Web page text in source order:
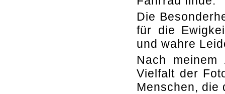
Die
für die
und wahre
Nach
Vielfalt der
Menschen, die